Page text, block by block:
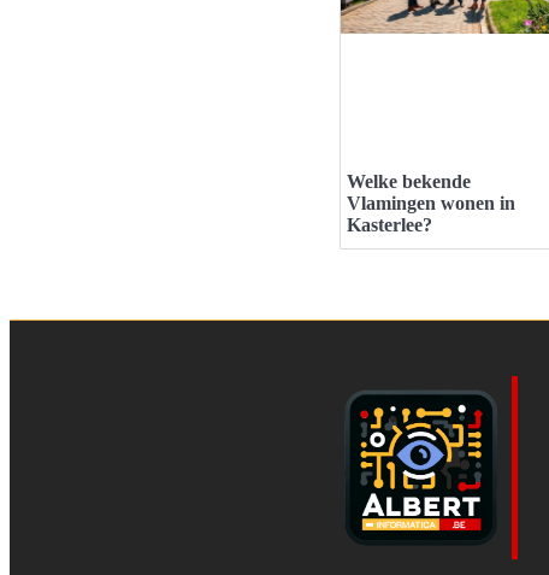
Welke bekende
Vlamingen wonen in
Kasterlee?